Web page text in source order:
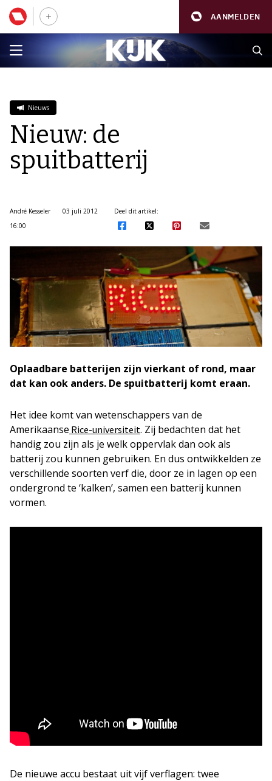
AANMELDEN
Nieuws
Nieuw: de
spuitbatterij
André Kesseler
03 juli 2012
16:00
Deel dit artikel:
Oplaadbare batterijen zijn vierkant of rond, maar
dat kan ook anders. De spuitbatterij komt eraan.
Het idee komt van wetenschappers van de
Amerikaanse Rice-universiteit. Zij bedachten dat het
handig zou zijn als je welk oppervlak dan ook als
batterij zou kunnen gebruiken. En dus ontwikkelden ze
verschillende soorten verf die, door ze in lagen op een
ondergrond te ‘kalken’, samen een batterij kunnen
vormen.
De nieuwe accu bestaat uit vijf verflagen: twee